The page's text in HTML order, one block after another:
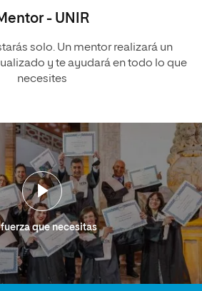
- UNIR
solo. Un mentor realizará un
y te ayudará en todo lo que
necesites
fuerza que necesitas